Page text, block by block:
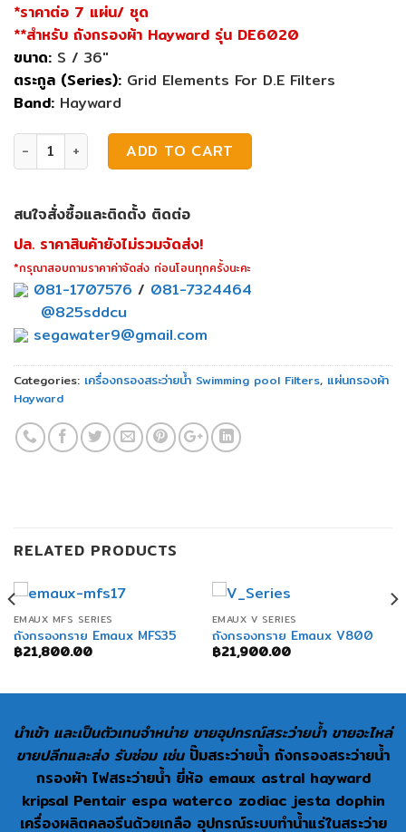
*ราคาต่อ 7 แผ่น/ ชุด
**สำหรับ ถังกรองผ้า Hayward รุ่น DE6020
ขนาด: S / 36″
ตระกูล (Series): Grid Elements For D.E Filters
Band: Hayward
แผ่นกรองผ้า Hayward 72 SQ.FT-L quantity
ADD TO CART
สนใจสั่งซื้อและติดตั้ง ติดต่อ
ปล. ราคาสินค้ายังไม่รวมจัดส่ง!
*กรุณาสอบถามราคาค่าจัดส่ง ก่อนโอนทุกครั้งนะคะ
081-1707576 / 081-7324464
@825sddcu
segawater9@gmail.com
Categories: เครื่องกรองสระว่ายน้ำ Swimming pool Filters, แผ่นกรองผ้า
Hayward
RELATED PRODUCTS
EMAUX MFS SERIES
ถังกรองทราย Emaux MFS35
฿21,800.00
EMAUX V SERIES
ถังกรองทราย Emaux V800
฿21,900.00
นำเข้า และเป็นตัวเทนจำหน่าย ขายอุปกรณ์สระว่ายน้ำ ขายอะไหล่
ขายปลีกและส่ง รับซ่อม เช่น ปั๊มสระว่ายน้ำ ถังกรองสระว่ายน้ำ
กรองผ้า ไฟสระว่ายน้ำ ยี่ห้อ emaux astral hayward
kripsal Pentair espa waterco zodiac jesta dophin
เครื่องผลิตคลอรีนด้วยเกลือ อุปกรณ์ระบบทำน้ำแร่ในสระว่าย